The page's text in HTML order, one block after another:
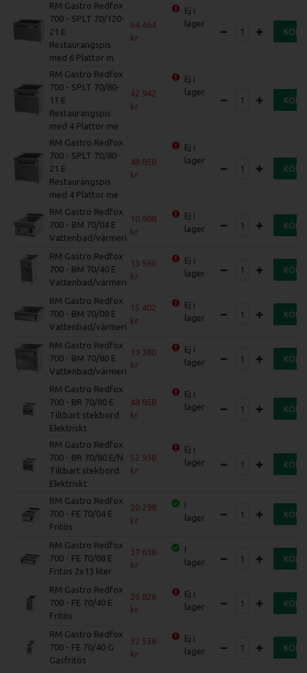
RM Gastro Redfox
700 - SPLT 70/120-
21 E
Restaurangspis
med 6 Plattor m
64 464
Ej i
lager
KÖP
RM Gastro Redfox
700 - SPLT 70/80-
11 E
Restaurangspis
med 4 Plattor me
42 942
Ej i
lager
KÖP
RM Gastro Redfox
700 - SPLT 70/80-
21 E
Restaurangspis
med 4 Plattor me
48 858
Ej i
lager
KÖP
RM Gastro Redfox
700 - BM 70/04 E
Vattenbad/värmeri
10 608
Ej i
lager
KÖP
RM Gastro Redfox
700 - BM 70/40 E
Vattenbad/värmeri
13 566
Ej i
lager
KÖP
RM Gastro Redfox
700 - BM 70/08 E
Vattenbad/värmeri
15 402
Ej i
lager
KÖP
RM Gastro Redfox
700 - BM 70/80 E
Vattenbad/värmeri
19 380
Ej i
lager
KÖP
RM Gastro Redfox
700 - BR 70/80 E
Tiltbart stekbord
Elektriskt
48 858
Ej i
lager
KÖP
RM Gastro Redfox
700 - BR 70/80 E/N
Tiltbart stekbord
Elektriskt
52 938
Ej i
lager
KÖP
RM Gastro Redfox
700 - FE 70/04 E
Fritös
20 298
I
lager
KÖP
RM Gastro Redfox
700 - FE 70/08 E
Fritös 2x13 liter
37 638
I
lager
KÖP
RM Gastro Redfox
700 - FE 70/40 E
Fritös
26 826
Ej i
lager
KÖP
RM Gastro Redfox
700 - FE 70/40 G
Gasfritös
32 538
Ej i
lager
KÖP